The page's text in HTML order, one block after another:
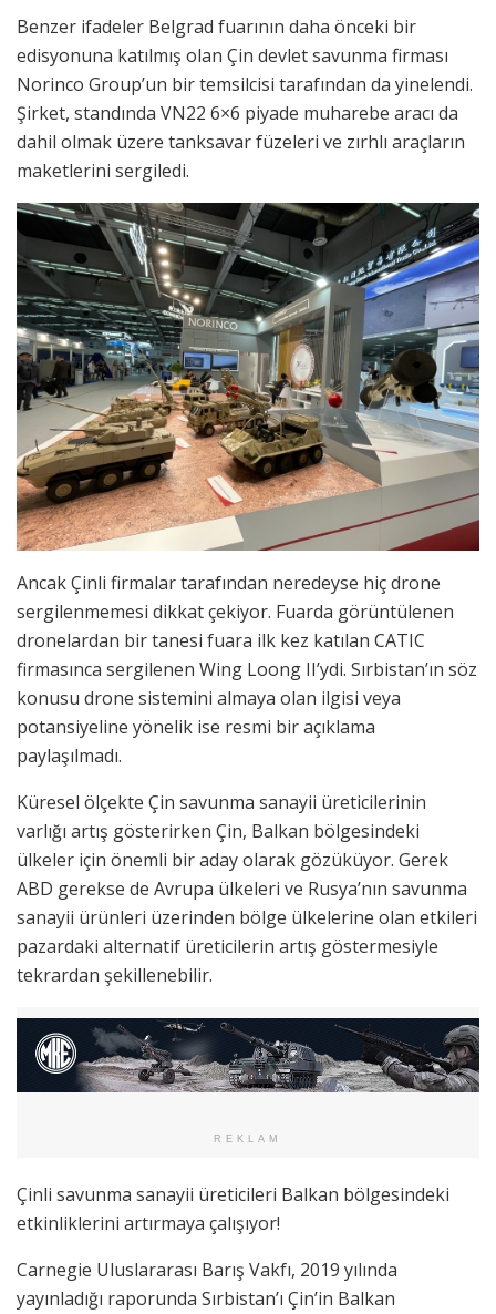
Benzer ifadeler Belgrad fuarının daha önceki bir
edisyonuna katılmış olan Çin devlet savunma firması
Norinco Group’un bir temsilcisi tarafından da yinelendi.
Şirket, standında VN22 6×6 piyade muharebe aracı da
dahil olmak üzere tanksavar füzeleri ve zırhlı araçların
maketlerini sergiledi.
Ancak Çinli firmalar tarafından neredeyse hiç drone
sergilenmemesi dikkat çekiyor. Fuarda görüntülenen
dronelardan bir tanesi fuara ilk kez katılan CATIC
firmasınca sergilenen Wing Loong II’ydi. Sırbistan’ın söz
konusu drone sistemini almaya olan ilgisi veya
potansiyeline yönelik ise resmi bir açıklama
paylaşılmadı.
Küresel ölçekte Çin savunma sanayii üreticilerinin
varlığı artış gösterirken Çin, Balkan bölgesindeki
ülkeler için önemli bir aday olarak gözüküyor. Gerek
ABD gerekse de Avrupa ülkeleri ve Rusya’nın savunma
sanayii ürünleri üzerinden bölge ülkelerine olan etkileri
pazardaki alternatif üreticilerin artış göstermesiyle
tekrardan şekillenebilir.
REKLAM
Çinli savunma sanayii üreticileri Balkan bölgesindeki
etkinliklerini artırmaya çalışıyor!
Carnegie Uluslararası Barış Vakfı, 2019 yılında
yayınladığı raporunda Sırbistan’ı Çin’in Balkan